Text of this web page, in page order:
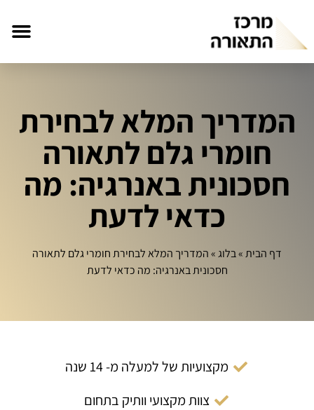
המדריך המלא לבחירת
חומרי גלם לתאורה
חסכונית באנרגיה: מה
כדאי לדעת
דף הבית»בלוג»המדריך המלא לבחירת חומרי גלם לתאורה
חסכונית באנרגיה: מה כדאי לדעת
מקצועיות של למעלה מ- 14 שנה
צוות מקצועי וותיק בתחום